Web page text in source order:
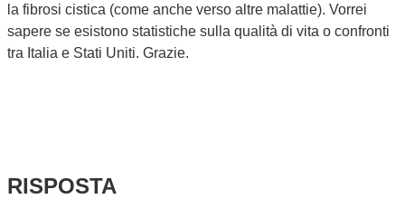
la fibrosi cistica (come anche verso altre malattie). Vorrei
sapere se esistono statistiche sulla qualità di vita o confronti
tra Italia e Stati Uniti. Grazie.
RISPOSTA